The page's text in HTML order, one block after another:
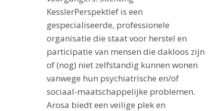
KesslerPerspektief is een
gespecialiseerde, professionele
organisatie die staat voor herstel en
participatie van mensen die dakloos zijn
of (nog) niet zelfstandig kunnen wonen
vanwege hun psychiatrische en/of
sociaal-maatschappelijke problemen.
Arosa biedt een veilige plek en